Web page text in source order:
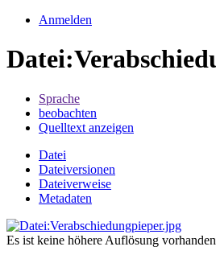
Anmelden
Datei:
Sprache
beobachten
Quelltext anzeigen
Datei
Dateiversionen
Dateiverweise
Metadaten
Es ist keine höhere Auflösung